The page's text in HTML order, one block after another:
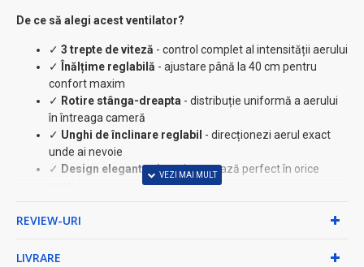
De ce să alegi acest ventilator?
✓ 3 trepte de viteză - control complet al intensității aerului
✓
Înălțime reglabilă - ajustare până la 40 cm pentru
confort maxim
✓ Rotire stânga-dreapta - distribuție uniformă a aerului
în întreaga cameră
✓ Unghi de înclinare reglabil - direcționezi aerul exact
unde ai nevoie
✓ Design elegant gri- se integrează perfect în orice
•Alimentare:
REVIEW-URI
LIVRARE